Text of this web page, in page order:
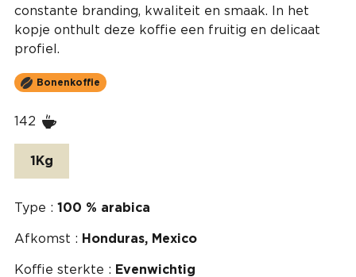
constante branding, kwaliteit en smaak. In het
kopje onthult deze koffie een fruitig en delicaat
profiel.
Bonenkoffie
142
1Kg
Type : 100 % arabica
Afkomst : Honduras, Mexico
Koffie sterkte : Evenwichtig